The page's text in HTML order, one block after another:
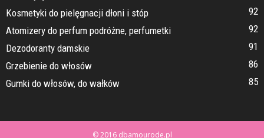
Kosmetyki do pielęgnacji dłoni i stóp
92
Atomizery do perfum podróżne, perfumetki
92
Dezodoranty damskie
91
Grzebienie do włosów
86
Gumki do włosów, do wałków
85
© 2016 dbamourode.pl